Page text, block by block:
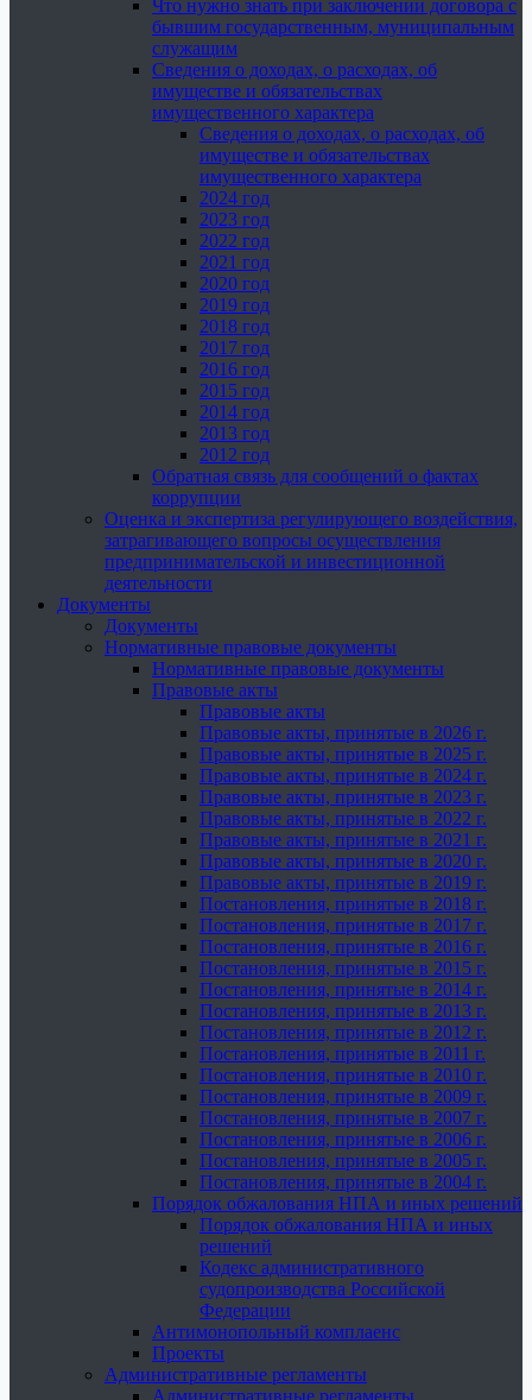
Что нужно знать при заключении договора с
бывшим государственным, муниципальным
служащим
Сведения о доходах, о расходах, об
имуществе и обязательствах
имущественного характера
Сведения о доходах, о расходах, об
имуществе и обязательствах
имущественного характера
2024 год
2023 год
2022 год
2021 год
2020 год
2019 год
2018 год
2017 год
2016 год
2015 год
2014 год
2013 год
2012 год
Обратная связь для сообщений о фактах
коррупции
Оценка и экспертиза регулирующего воздействия,
затрагивающего вопросы осуществления
предпринимательской и инвестиционной
деятельности
Документы
Документы
Нормативные правовые документы
Нормативные правовые документы
Правовые акты
Правовые акты
Правовые акты, принятые в 2026 г.
Правовые акты, принятые в 2025 г.
Правовые акты, принятые в 2024 г.
Правовые акты, принятые в 2023 г.
Правовые акты, принятые в 2022 г.
Правовые акты, принятые в 2021 г.
Правовые акты, принятые в 2020 г.
Правовые акты, принятые в 2019 г.
Постановления, принятые в 2018 г.
Постановления, принятые в 2017 г.
Постановления, принятые в 2016 г.
Постановления, принятые в 2015 г.
Постановления, принятые в 2014 г.
Постановления, принятые в 2013 г.
Постановления, принятые в 2012 г.
Постановления, принятые в 2011 г.
Постановления, принятые в 2010 г.
Постановления, принятые в 2009 г.
Постановления, принятые в 2007 г.
Постановления, принятые в 2006 г.
Постановления, принятые в 2005 г.
Постановления, принятые в 2004 г.
Порядок обжалования НПА и иных решений
Порядок обжалования НПА и иных
решений
Кодекс административного
судопроизводства Российской
Федерации
Антимонопольный комплаенс
Проекты
Административные регламенты
Административные регламенты